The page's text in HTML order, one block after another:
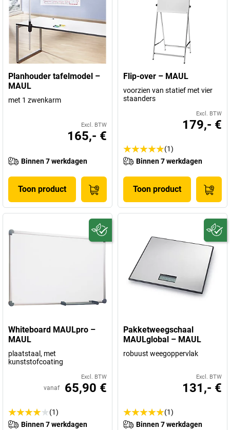
Planhouder tafelmodel –
MAUL
met 1 zwenkarm
Excl. BTW
165,- €
Binnen 7 werkdagen
Toon product
Flip-over – MAUL
voorzien van statief met vier
staanders
Excl. BTW
179,- €
(1)
Binnen 7 werkdagen
Toon product
Whiteboard MAULpro –
MAUL
plaatstaal, met
kunststofcoating
Excl. BTW
vanaf 65,90 €
(1)
Binnen 7 werkdagen
Pakketweegschaal
MAULglobal – MAUL
robuust weegoppervlak
Excl. BTW
131,- €
(1)
Binnen 7 werkdagen